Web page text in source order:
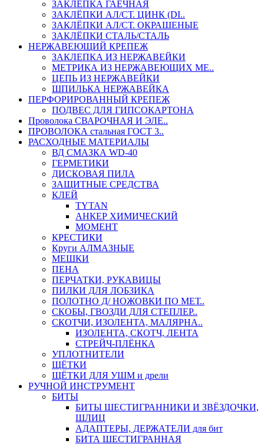
ЗАКЛЁПКА ГАЕЧНАЯ
ЗАКЛЁПКИ АЛ/СТ. ЦИНК (DI..
ЗАКЛЁПКИ АЛ/СТ. ОКРАШЕНЫЕ
ЗАКЛЁПКИ СТАЛЬ/СТАЛЬ
НЕРЖАВЕЮЩИЙ КРЕПЕЖ
ЗАКЛЕПКА ИЗ НЕРЖАВЕЙКИ
МЕТРИКА ИЗ НЕРЖАВЕЮЩИХ МЕ..
ЦЕПЬ ИЗ НЕРЖАВЕЙКИ
ШПИЛЬКА НЕРЖАВЕЙКА
ПЕРФОРИРОВАННЫЙ КРЕПЕЖ
ПОДВЕС ДЛЯ ГИПСОКАРТОНА
Проволока СВАРОЧНАЯ И ЭЛЕ..
ПРОВОЛОКА стальная ГОСТ 3..
РАСХОДНЫЕ МАТЕРИАЛЫ
ВД СМАЗКА WD-40
ГЕРМЕТИКИ
ДИСКОВАЯ ПИЛА
ЗАЩИТНЫЕ СРЕДСТВА
КЛЕЙ
TYTAN
АНКЕР ХИМИЧЕСКИЙ
МОМЕНТ
КРЕСТИКИ
Круги АЛМАЗНЫЕ
МЕШКИ
ПЕНА
ПЕРЧАТКИ, РУКАВИЦЫ
ПИЛКИ ДЛЯ ЛОБЗИКА
ПОЛОТНО Д/ НОЖОВКИ ПО МЕТ..
СКОБЫ, ГВОЗДИ ДЛЯ СТЕПЛЕР..
СКОТЧИ, ИЗОЛЕНТА, МАЛЯРНА..
ИЗОЛЕНТА, СКОТЧ, ЛЕНТА
СТРЕЙЧ-ПЛЁНКА
УПЛОТНИТЕЛИ
ЩЁТКИ
ЩЁТКИ ДЛЯ УШМ и дрели
РУЧНОЙ ИНСТРУМЕНТ
БИТЫ
БИТЫ ШЕСТИГРАННИКИ И ЗВЁЗДОЧКИ,
ШЛИЦ
АДАПТЕРЫ, ДЕРЖАТЕЛИ для бит
БИТА ШЕСТИГРАННАЯ